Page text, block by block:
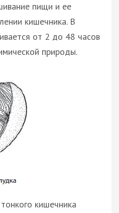
пищи и ее
кишечника. В
от 2 до 48 часов
природы.
кишечника